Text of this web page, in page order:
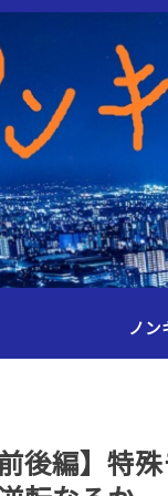
ノン
前後編】特